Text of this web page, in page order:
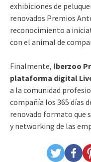
exhibiciones de
renovados Premios
reconocimiento a
con el animal de
Finalmente, Iberzoo
plataforma digital
a la comunidad
compañía los 365 días
renovado formato que
y networking de las